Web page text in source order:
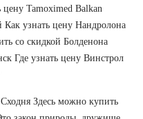
цену Tamoximed Balkan
узнать цену Нандролона
со скидкой Болденона
Где узнать цену Винстрол
Здесь можно купить